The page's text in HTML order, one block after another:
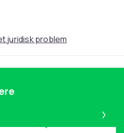
for å gjøre
rundt mobiltelefonen i
juridisk problem